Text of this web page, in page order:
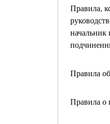
Правила,
Правила
Правила о